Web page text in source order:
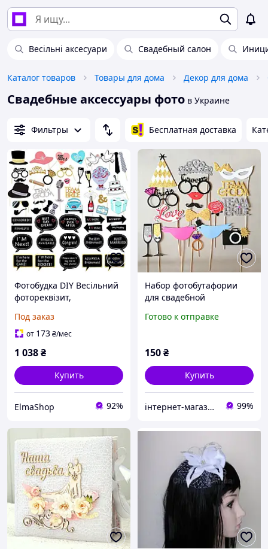
Весільні аксесуари Свадебный салон
Каталог товаров Товары для дома Декор для дома
Свадебные аксессуары фото в Украине
Фильтры Бесплатная доставка
Фотобудка DIY Весільний
фотореквізит,
до дня народження, фото
реквізит, аксесуари для
Под заказ
от 173₴/мес
1 038₴
Купить
ElmaShop 92%
Набор фотобутафории
для свадебной
предметов
Готово к отправке
150₴
Купить
інтернет-магазин "ФАНТИК" 99%